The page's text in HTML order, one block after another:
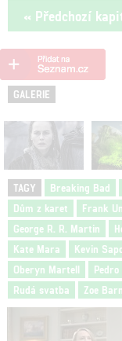
« Předchozí
GALERIE
TAGY Breaking Bad
Dům z karet
Frank
George R. R. Martin
Kate Mara
Kevin
Oberyn Martell
Pedro
Rudá svatba
Zoe